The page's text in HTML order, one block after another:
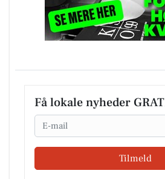
Få lokale nyheder
Email
Tilmeld